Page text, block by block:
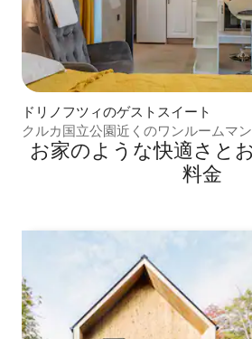
ドリノフツィのゲストスイート
クルカ国立公園近くのワンルームマ
お家のような快⁠適⁠さ⁠と
料⁠金